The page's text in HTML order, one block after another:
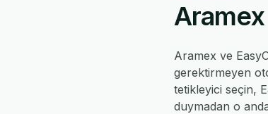
Aramex
Aramex ve
gerektirmeyen
tetikleyici seçin,
duymadan o